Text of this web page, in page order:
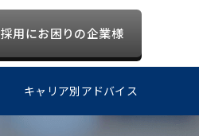
採用にお困りの企業様
キャリア別アドバイス